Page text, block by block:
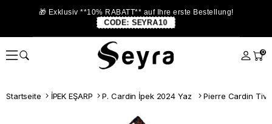
🎁 Exklusiv **10% RABATT** auf Ihre erste Bestellung!
CODE: SEYRA10
0
Startseite İPEK EŞARP P. Cardin İpek 2024 Yaz